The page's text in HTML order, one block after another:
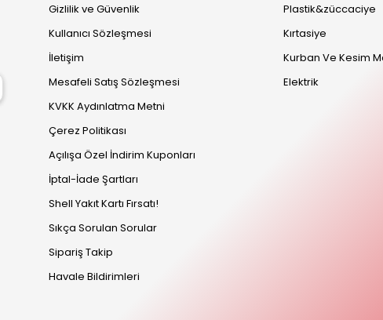
Gizlilik ve Güvenlik
Kullanıcı Sözleşmesi
İletişim
Mesafeli Satış Sözleşmesi
KVKK Aydınlatma Metni
Çerez Politikası
Açılışa Özel İndirim Kuponları
İptal-İade Şartları
Shell Yakıt Kartı Fırsatı!
Sıkça Sorulan Sorular
Sipariş Takip
Havale Bildirimleri
Plastik&züccaciye
Kırtasiye
Kurban Ve Kesim
Elektrik